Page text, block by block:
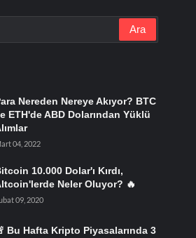
Nereden Nereye Akıyor? BTC
ETH'de ABD Dolarından Yüklü
04, 2022
10.000 Dolar'ı Kırdı,
Neler Oluyor? 🔥
09, 2020
Bu Hafta Kripto Piyasalarında 3